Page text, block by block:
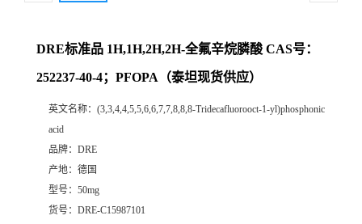
DRE标准品 1H,1H,2H,2H-全氟辛烷膦酸 CAS号：
252237-40-4；PFOPA（泰坦现货供应）
英文名称： (3,3,4,4,5,5,6,6,7,7,8,8,8-Tridecafluorooct-1-yl)phosphonic
acid
品牌： DRE
产地： 德国
型号： 50mg
货号： DRE-C15987101